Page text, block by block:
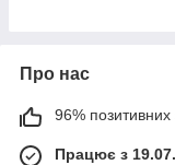
Про нас
96% позитивних
Працює з